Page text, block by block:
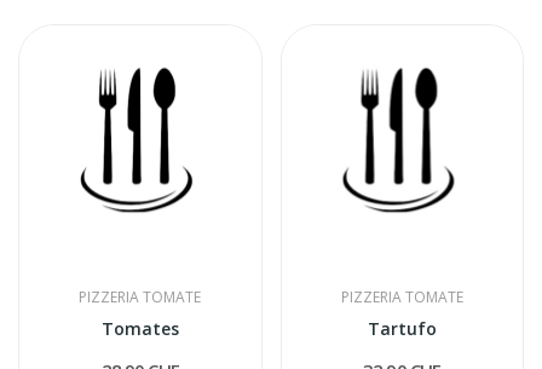
PIZZERIA TOMATE
Tomates
PIZZERIA TOMATE
Tartufo